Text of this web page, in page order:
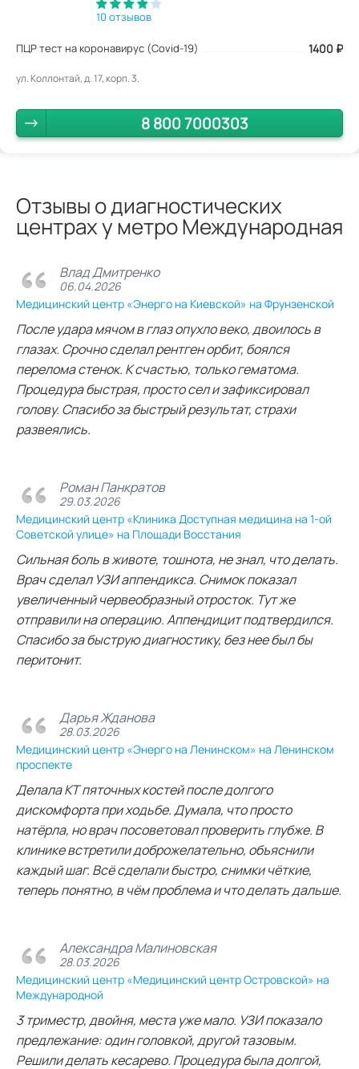
10 отзывов
ПЦР тест на коронавирус (Covid-19) 1400 ₽
ул. Коллонтай, д. 17, корп. 3.
8 800 7000303
Отзывы о диагностических
центрах у метро Международная
Влад Дмитренко
06.04.2026
Медицинский центр «Энерго на Киевской» на Фрунзенской
После удара мячом в глаз опухло веко, двоилось в
глазах. Срочно сделал рентген орбит, боялся
перелома стенок. К счастью, только гематома.
Процедура быстрая, просто сел и зафиксировал
голову. Спасибо за быстрый результат, страхи
развеялись.
Роман Панкратов
29.03.2026
Медицинский центр «Клиника Доступная медицина на 1-ой
Советской улице» на Площади Восстания
Сильная боль в животе, тошнота, не знал, что делать.
Врач сделал УЗИ аппендикса. Снимок показал
увеличенный червеобразный отросток. Тут же
отправили на операцию. Аппендицит подтвердился.
Спасибо за быструю диагностику, без нее был бы
перитонит.
Дарья Жданова
28.03.2026
Медицинский центр «Энерго на Ленинском» на Ленинском
проспекте
Делала КТ пяточных костей после долгого
дискомфорта при ходьбе. Думала, что просто
натёрла, но врач посоветовал проверить глубже. В
клинике встретили доброжелательно, объяснили
каждый шаг. Всё сделали быстро, снимки чёткие,
теперь понятно, в чём проблема и что делать дальше.
Александра Малиновская
28.03.2026
Медицинский центр «Медицинский центр Островской» на
Международной
3 триместр, двойня, места уже мало. УЗИ показало
предлежание: один головкой, другой тазовым.
Решили делать кесарево. Процедура была долгой,